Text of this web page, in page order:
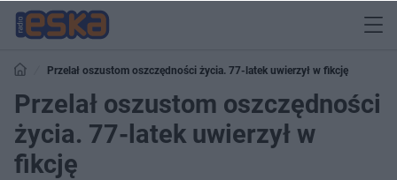
Przelał oszustom oszczędności życia. 77-latek uwierzył w fikcję
Przelał oszustom oszczędności
życia. 77-latek uwierzył w
fikcję